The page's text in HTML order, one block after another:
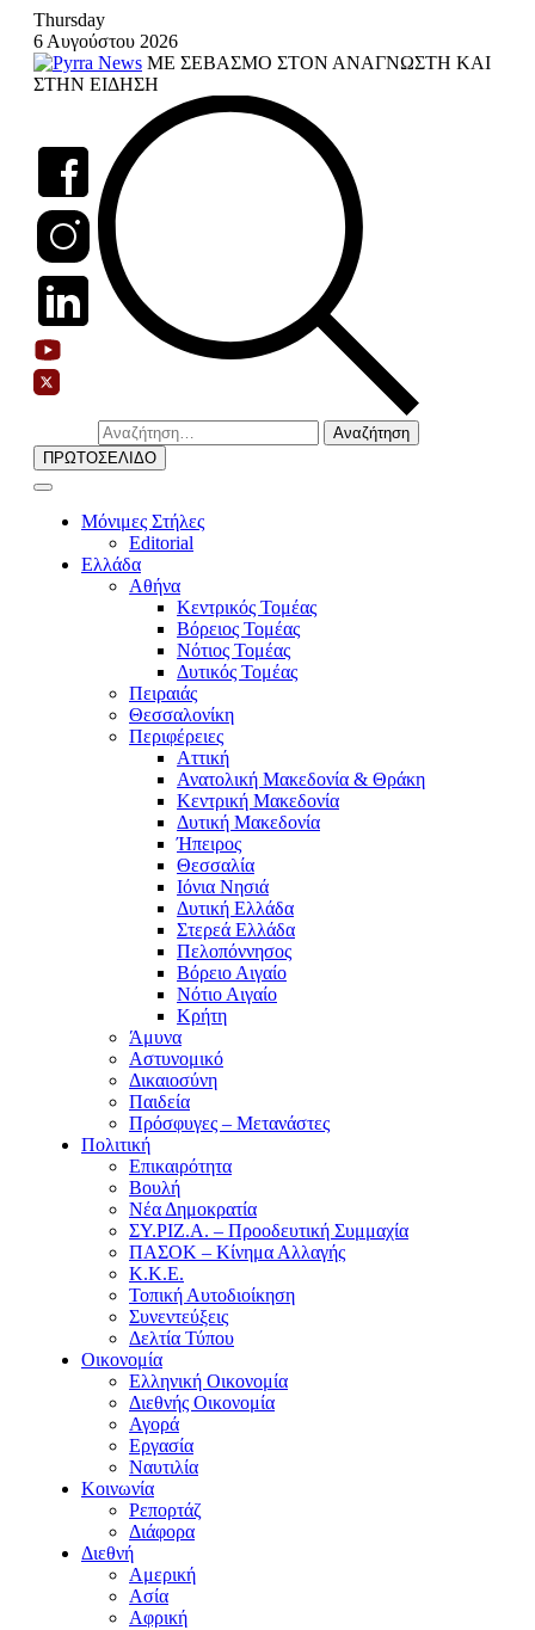
Skip
content
Thursday
6 Αυγούστου 2026
ΜΕ ΣΕΒΑΣΜΟ ΣΤΟΝ ΑΝΑΓΝΩΣΤΗ ΚΑΙ
ΣΤΗΝ ΕΙΔΗΣΗ
Αναζήτηση
για:
ΠΡΩΤΟΣΕΛΙΔΟ
Μόνιμες Στήλες
Editorial
Ελλάδα
Αθήνα
Κεντρικός Τομέας
Βόρειος Τομέας
Νότιος Τομέας
Δυτικός Τομέας
Πειραιάς
Θεσσαλονίκη
Περιφέρειες
Αττική
Ανατολική Μακεδονία & Θράκη
Κεντρική Μακεδονία
Δυτική Μακεδονία
Ήπειρος
Θεσσαλία
Ιόνια Νησιά
Δυτική Ελλάδα
Στερεά Ελλάδα
Πελοπόννησος
Βόρειο Αιγαίο
Νότιο Αιγαίο
Κρήτη
Άμυνα
Αστυνομικό
Δικαιοσύνη
Παιδεία
Πρόσφυγες – Μετανάστες
Πολιτική
Επικαιρότητα
Βουλή
Νέα Δημοκρατία
ΣΥ.ΡΙΖ.Α. – Προοδευτική Συμμαχία
ΠΑΣΟΚ – Κίνημα Αλλαγής
Κ.Κ.Ε.
Τοπική Αυτοδιοίκηση
Συνεντεύξεις
Δελτία Τύπου
Οικονομία
Ελληνική Οικονομία
Διεθνής Οικονομία
Αγορά
Εργασία
Ναυτιλία
Κοινωνία
Ρεπορτάζ
Διάφορα
Διεθνή
Αμερική
Ασία
Αφρική